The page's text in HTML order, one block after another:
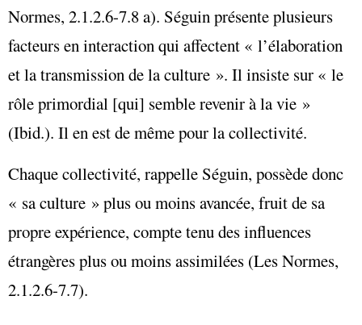
Normes, 2.1.2.6-7.8 a). Séguin présente plusieurs
facteurs en interaction qui affectent « l’élaboration
et la transmission de la culture ». Il insiste sur « le
rôle primordial [qui] semble revenir à la vie »
(Ibid.). Il en est de même pour la collectivité.
Chaque collectivité, rappelle Séguin, possède donc
« sa culture » plus ou moins avancée, fruit de sa
propre expérience, compte tenu des influences
étrangères plus ou moins assimilées (Les Normes,
2.1.2.6-7.7).